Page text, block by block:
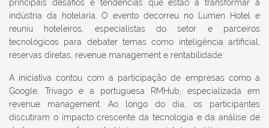
principais desafios e tendências que estão a transformar a
indústria da hotelaria. O evento decorreu no Lumen Hotel e
reuniu hoteleiros, especialistas do setor e parceiros
tecnológicos para debater temas como inteligência artificial,
reservas diretas, revenue management e rentabilidade.
A iniciativa contou com a participação de empresas como a
Google, Trivago e a portuguesa RMHub, especializada em
revenue management. Ao longo do dia, os participantes
discutiram o impacto crescente da tecnologia e da análise de